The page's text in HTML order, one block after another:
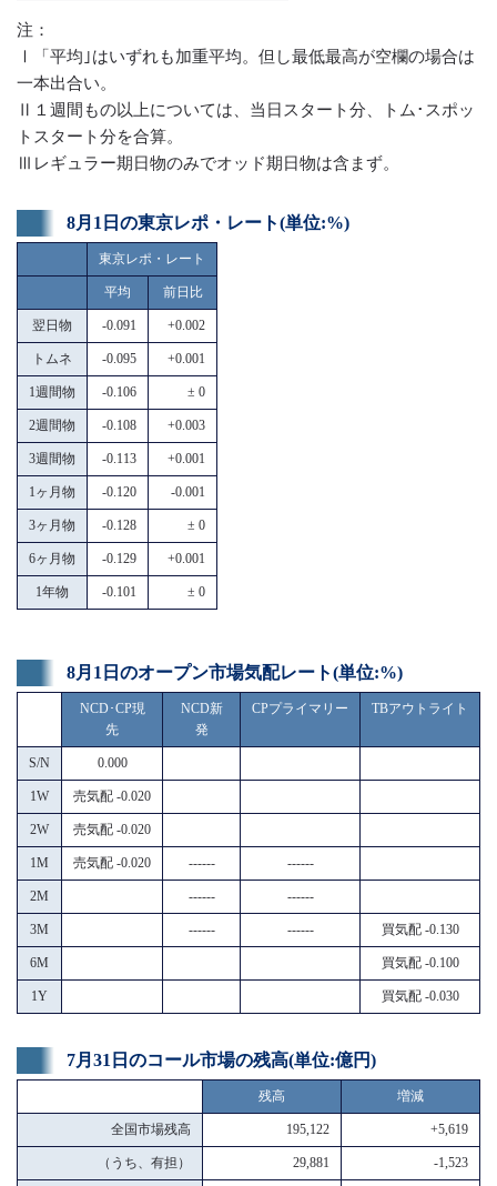
注：
Ⅰ「平均｣はいずれも加重平均。但し最低最高が空欄の場合は
一本出合い。
Ⅱ１週間もの以上については、当日スタート分、トム･スポッ
トスタート分を合算。
Ⅲレギュラー期日物のみでオッド期日物は含まず。
8月1日の東京レポ・レート(単位:%)
東京レポ・レート
平均 前日比
翌日物 -0.091 +0.002
トムネ -0.095 +0.001
1週間物 -0.106 ± 0
2週間物 -0.108 +0.003
3週間物 -0.113 +0.001
1ヶ月物 -0.120 -0.001
3ヶ月物 -0.128 ± 0
6ヶ月物 -0.129 +0.001
1年物 -0.101 ± 0
8月1日のオープン市場気配レート(単位:%)
NCD･CP現
先
NCD新
発
CPプライマリー TBアウトライト
S/N 0.000
1W 売気配 -0.020
2W 売気配 -0.020
1M 売気配 -0.020 ------ ------
2M ------ ------
3M ------ ------ 買気配 -0.130
6M 買気配 -0.100
1Y 買気配 -0.030
7月31日のコール市場の残高(単位:億円)
残高 増減
全国市場残高 195,122 +5,619
（うち、有担） 29,881 -1,523